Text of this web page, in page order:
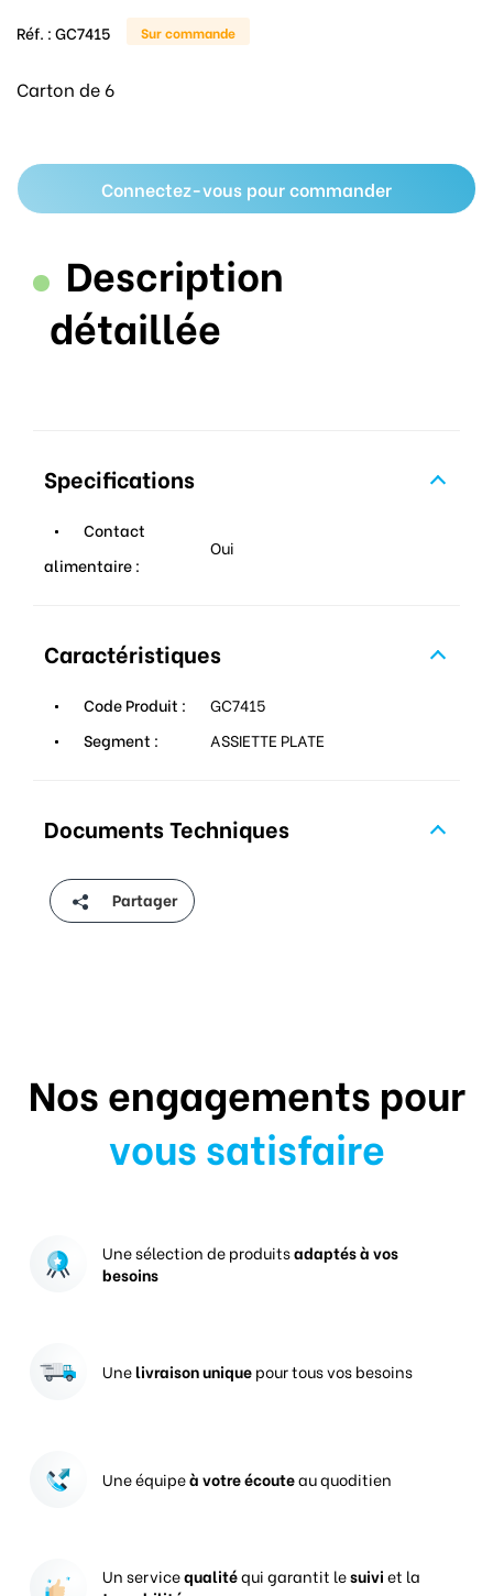
Réf. :GC7415 Sur commande
Carton de 6
Connectez-vous pour commander
Description
détaillée
Specifications
Contact
alimentaire :
Oui
Caractéristiques
Code Produit :
GC7415
Segment :
ASSIETTE PLATE
Documents Techniques
Partager
Nos engagements pour
vous satisfaire
Une sélection de produitsadaptés à vos
besoins
Unelivraison uniquepour tous vos besoins
Une équipeà votre écouteau quoditien
Un servicequalitéqui garantit lesuiviet la